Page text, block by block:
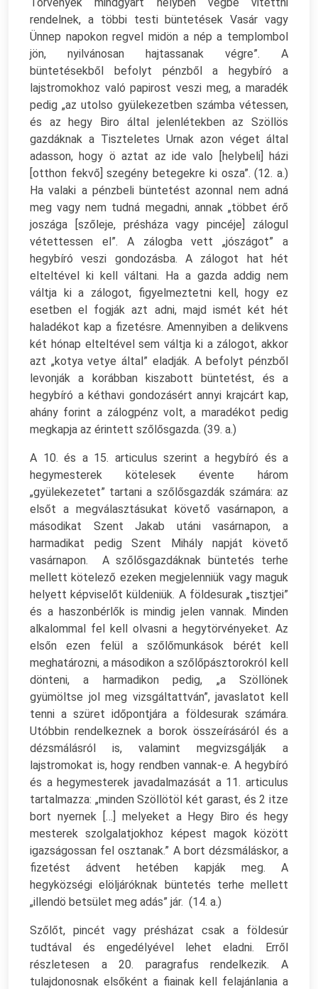
rendelnek, a többi testi büntetések Vasár vagy
Ünnep napokon regvel midön a nép a templombol
jön, nyilvánosan hajtassanak végre”. A
büntetésekből befolyt pénzből a hegybíró a
lajstromokhoz való papirost veszi meg, a maradék
pedig „az utolso gyülekezetben számba vétessen,
és az hegy Biro által jelenlétekben az Szöllös
gazdáknak a Tiszteletes Urnak azon véget által
adasson, hogy ö aztat az ide valo [helybeli] házi
[otthon fekvő] szegény betegekre ki osza”. (12. a.)
Ha valaki a pénzbeli büntetést azonnal nem adná
meg vagy nem tudná megadni, annak „többet érő
joszága [szőleje, présháza vagy pincéje] zálogul
vétettessen el”. A zálogba vett „jószágot” a
hegybíró veszi gondozásba. A zálogot hat hét
elteltével ki kell váltani. Ha a gazda addig nem
váltja ki a zálogot, figyelmeztetni kell, hogy ez
esetben el fogják azt adni, majd ismét két hét
haladékot kap a fizetésre. Amennyiben a delikvens
két hónap elteltével sem váltja ki a zálogot, akkor
azt „kotya vetye által” eladják. A befolyt pénzből
levonják a korábban kiszabott büntetést, és a
hegybíró a kéthavi gondozásért annyi krajcárt kap,
ahány forint a zálogpénz volt, a maradékot pedig
megkapja az érintett szőlősgazda. (39. a.)
A 10. és a 15. articulus szerint a hegybíró és a
hegymesterek kötelesek évente három
„gyülekezetet” tartani a szőlősgazdák számára: az
elsőt a megválasztásukat követő vasárnapon, a
másodikat Szent Jakab utáni vasárnapon, a
harmadikat pedig Szent Mihály napját követő
vasárnapon. A szőlősgazdáknak büntetés terhe
mellett kötelező ezeken megjelenniük vagy maguk
helyett képviselőt küldeniük. A földesurak „tisztjei”
és a haszonbérlők is mindig jelen vannak. Minden
alkalommal fel kell olvasni a hegytörvényeket. Az
elsőn ezen felül a szőlőmunkások bérét kell
meghatározni, a másodikon a szőlőpásztorokról kell
dönteni, a harmadikon pedig, „a Szöllönek
gyümöltse jol meg vizsgáltattván”, javaslatot kell
tenni a szüret időpontjára a földesurak számára.
Utóbbin rendelkeznek a borok összeírásáról és a
dézsmálásról is, valamint megvizsgálják a
lajstromokat is, hogy rendben vannak-e. A hegybíró
és a hegymesterek javadalmazását a 11. articulus
tartalmazza: „minden Szöllötöl két garast, és 2 itze
bort nyernek […] melyeket a Hegy Biro és hegy
mesterek szolgalatjokhoz képest magok között
igazságossan fel osztanak.” A bort dézsmáláskor, a
fizetést ádvent hetében kapják meg. A
hegyközségi elöljáróknak büntetés terhe mellett
„illendö betsület meg adás” jár. (14. a.)
Szőlőt, pincét vagy présházat csak a földesúr
tudtával és engedélyével lehet eladni. Erről
részletesen a 20. paragrafus rendelkezik. A
tulajdonosnak elsőként a fiainak kell felajánlania a